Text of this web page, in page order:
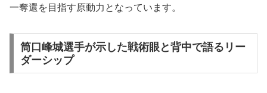
一奪還を目指す原動力となっています。
筒口峰城選手が示した戦術眼と背中で語るリー
ダーシップ